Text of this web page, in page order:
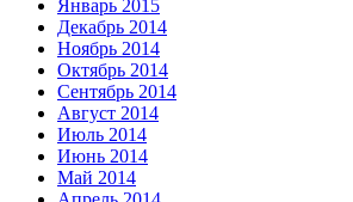
Январь 2015
Декабрь 2014
Ноябрь 2014
Октябрь 2014
Сентябрь 2014
Август 2014
Июль 2014
Июнь 2014
Май 2014